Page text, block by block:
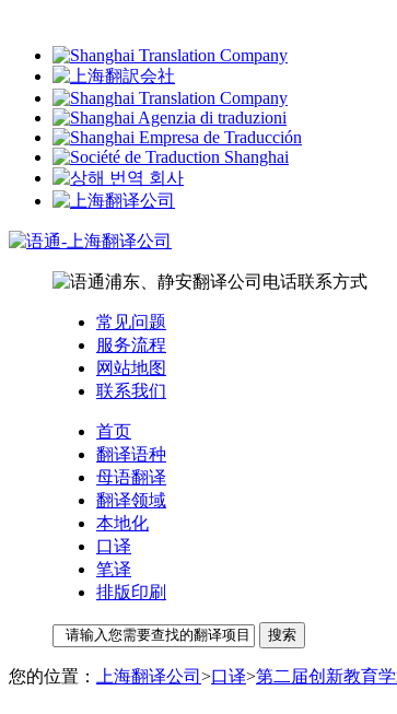
常见问题
服务流程
网站地图
联系我们
首页
翻译语种
母语翻译
翻译领域
本地化
口译
笔译
排版印刷
您的位置： 上海翻译公司 >口译>第二届创新教育